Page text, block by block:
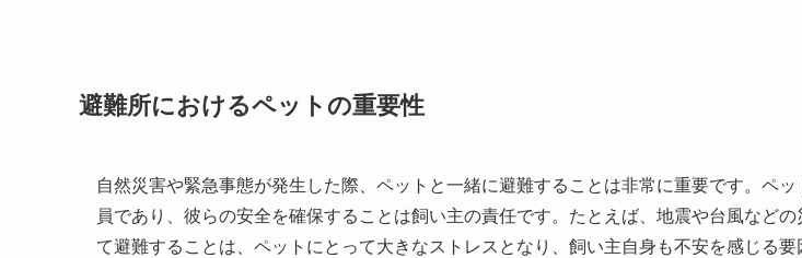
避難所におけるペットの重要性
自然災害や緊急事態が発生した際、ペットと一緒に避難することは非常に重要です。ペ
員であり、彼らの安全を確保することは飼い主の責任です。たとえば、地震や台風など
て避難することは、ペットにとって大きなストレスとなり、飼い主自身も不安を感じる要